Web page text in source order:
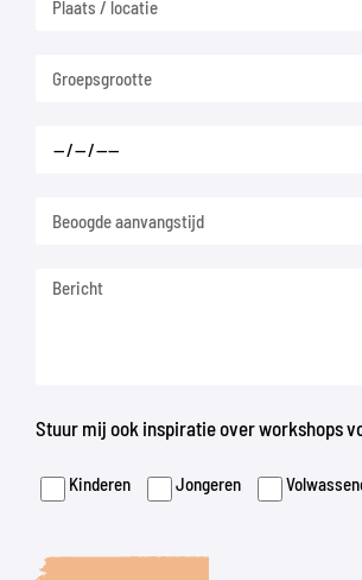
Stuur mij ook inspiratie over workshops
Kinderen Jongeren